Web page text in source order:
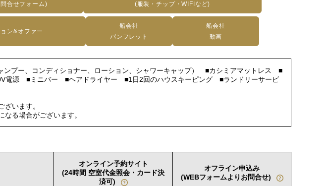
合せフォーム)
(服装・チップ・WIFIなど)
ン&オファー
船会社
パンフレット
船会社
動画
プー、コンディショナー、ローション、シャワーキャップ） ■カシミアマットレス ■
源 ■ミニバー ■ヘアドライヤー ■1日2回のハウスキーピング ■ランドリーサービ
います。
る場合がございます。
オンライン予約サイト
(24時間 空室代金照会・カード決
済可)
オフライン申込み
(WEBフォームよりお問合せ)